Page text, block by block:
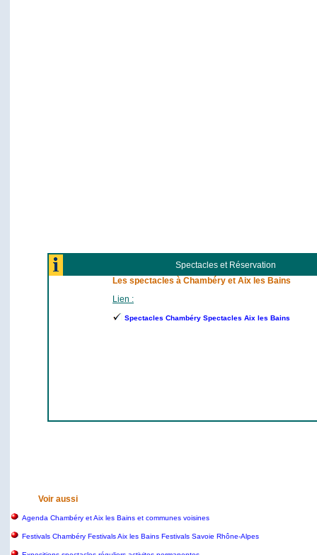
Spectacles et Réservation
Les spectacles à Chambéry et Aix les Bains
Lien :
Spectacles Chambéry Spectacles Aix les Bains
Voir aussi
Agenda Chambéry et Aix les Bains et communes voisines
Festivals Chambéry Festivals Aix les Bains Festivals Savoie Rhône-Alpes